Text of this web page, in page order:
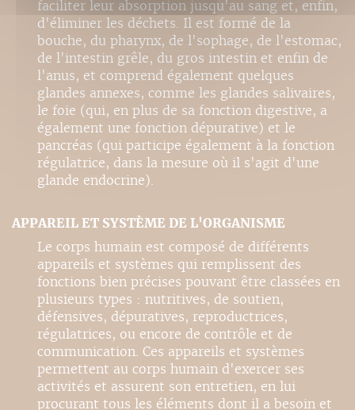
faciliter leur absorption jusqu'au sang et, enfin,
d'éliminer les déchets. Il est formé de la
bouche, du pharynx, de l'sophage, de l'estomac,
de l'intestin grêle, du gros intestin et enfin de
l'anus, et comprend également quelques
glandes annexes, comme les glandes salivaires,
le foie (qui, en plus de sa fonction digestive, a
également une fonction dépurative) et le
pancréas (qui participe également à la fonction
régulatrice, dans la mesure où il s'agit d'une
glande endocrine).
APPAREIL ET SYSTÈME DE L'ORGANISME
Le corps humain est composé de différents
appareils et systèmes qui remplissent des
fonctions bien précises pouvant être classées en
plusieurs types : nutritives, de soutien,
défensives, dépuratives, reproductrices,
régulatrices, ou encore de contrôle et de
communication. Ces appareils et systèmes
permettent au corps humain d'exercer ses
activités et assurent son entretien, en lui
procurant tous les éléments dont il a besoin et